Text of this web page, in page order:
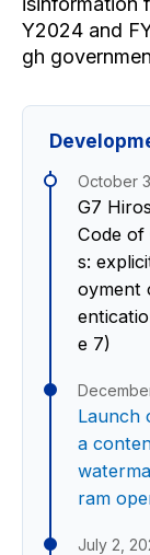
Y2024 and
gh
October
G7
Code
s:
oyment
e 7)
Launch
a
ram
July 2,